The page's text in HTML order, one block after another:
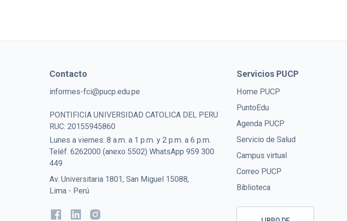
Contacto
informes-fci@pucp.edu.pe
PONTIFICIA UNIVERSIDAD CATOLICA DEL PERU
RUC: 20155945860
Lunes a viernes: 8 a.m. a 1 p.m. y 2 p.m. a 6 p.m.
Teléf. 6262000 (anexo 5502) WhatsApp 959 300
449
Av. Universitaria 1801, San Miguel 15088,
Lima - Perú
Servicios PUCP
Home PUCP
PuntoEdu
Agenda PUCP
Servicio de Salud
Campus virtual
Correo PUCP
Biblioteca